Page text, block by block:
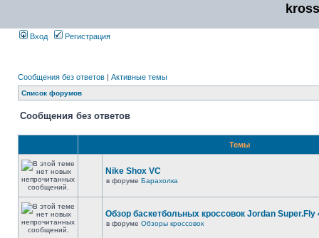
Вход Регистрация
Сообщения без ответов | Активные темы
Список форумов
Сообщения без ответов
Темы
Nike Shox VC
в форуме Барахолка
Обзор баскетбольных кроссовок Jordan Super.Fly
в форуме Обзоры кроссовок